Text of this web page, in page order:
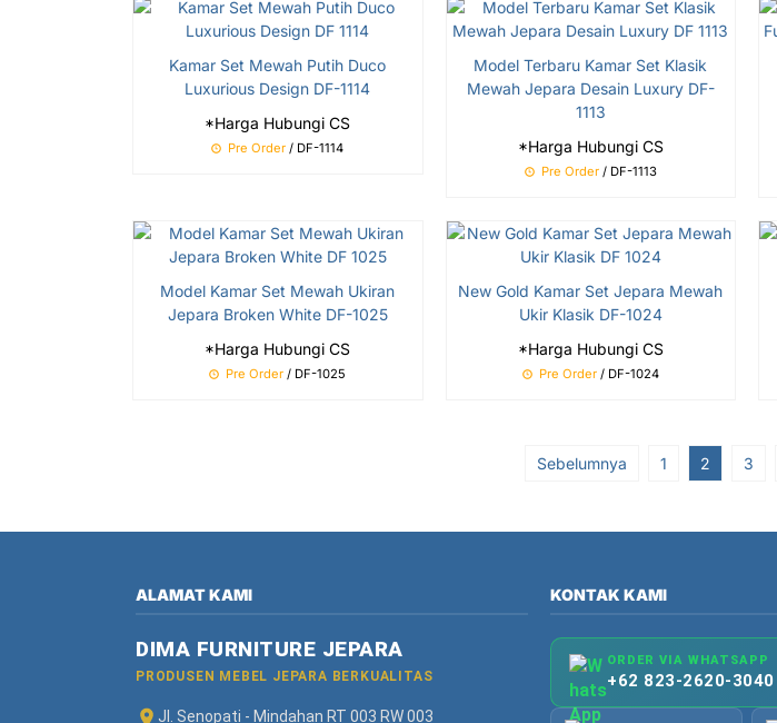
Kamar Set Mewah Putih Duco
Luxurious Design DF-1114
*Harga Hubungi CS
Pre Order / DF-1114
Model Terbaru Kamar Set Klasik
Mewah Jepara Desain Luxury DF-
1113
*Harga Hubungi CS
Pre Order/ DF-1113
Model Kamar Set Mewah Ukiran
Jepara Broken White DF-1025
*Harga Hubungi CS
Pre Order / DF-1025
New Gold Kamar Set Jepara Mewah
Ukir Klasik DF-1024
*Harga Hubungi CS
Pre Order/ DF-1024
Sebelumnya 1 2 3
ALAMAT KAMI
DIMA FURNITURE JEPARA
PRODUSEN MEBEL JEPARA BERKUALITAS
Jl. Senopati - Mindahan RT 003 RW 003
KONTAK KAMI
ORDER VIA WHATSAPP
+62 823-2620-3040